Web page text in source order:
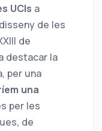
UCIs a
de les
de
destacar la
per una
una
per les
de